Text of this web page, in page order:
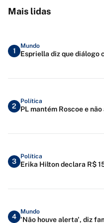
Mais lidas
1
Mundo
Espriella diz que diálogo
2
Política
PL mantém Roscoe e
3
Política
Erika Hilton declara R$
4
Mundo
'Não houve alerta', diz